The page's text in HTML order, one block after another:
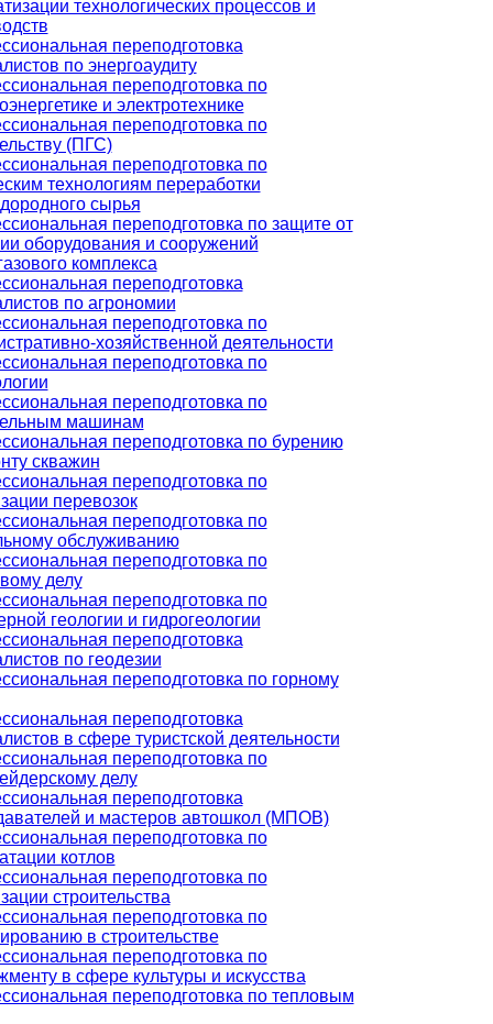
технологических процессов и
переподготовка
по энергоаудиту
переподготовка по
и электротехнике
переподготовка по
(ПГС)
переподготовка по
технологиям переработки
сырья
переподготовка по защите от
оборудования и сооружений
комплекса
переподготовка
по агрономии
переподготовка по
хозяйственной деятельности
переподготовка по
переподготовка по
машинам
переподготовка по бурению
скважин
переподготовка по
перевозок
переподготовка по
обслуживанию
переподготовка по
делу
переподготовка по
геологии и гидрогеологии
переподготовка
по геодезии
переподготовка по горному
переподготовка
в сфере туристской деятельности
переподготовка по
делу
переподготовка
и мастеров автошкол (МПОВ)
переподготовка по
котлов
переподготовка по
строительства
переподготовка по
в строительстве
переподготовка по
в сфере культуры и искусства
переподготовка по тепловым